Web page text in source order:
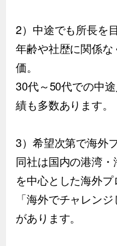
2）中途でも所長を
年齢や社歴に関係
価。
30代～50代での中
績も多数あります。
3）希望次第で海外
同社は国内の港湾
を中心とした海外プ
「海外でチャレン
があります。